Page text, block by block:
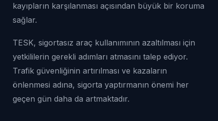
kayıpların karşılanması açısından büyük bir koruma
sağlar.
TESK, sigortasız araç kullanımının azaltılması için
yetkililerin gerekli adımları atmasını talep ediyor.
Trafik güvenliğinin artırılması ve kazaların
önlenmesi adına, sigorta yaptırmanın önemi her
geçen gün daha da artmaktadır.